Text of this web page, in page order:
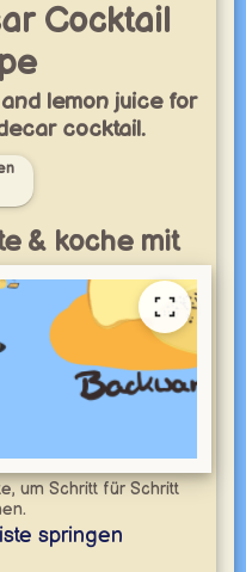
Cocktail
lemon juice for
cocktail.
& koche mit
um Schritt für Schritt
springen